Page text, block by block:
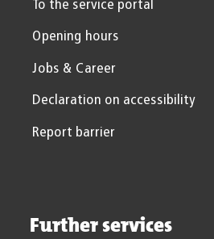
To the service portal
Opening hours
Jobs & Career
Declaration on accessibility
Report barrier
Further services